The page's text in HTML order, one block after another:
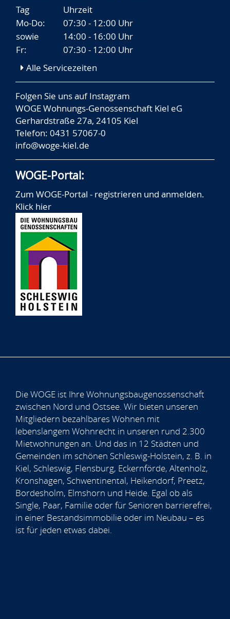
Tag
Uhrzeit
Mo-Do:
07:30 - 12:00 Uhr
sowie
14:00 - 16:00 Uhr
Fr:
07:30 - 12:00 Uhr
Alle Servicezeiten
Folgen Sie uns aufInstagram
WOGE Wohnungs-Genossenschaft Kiel eG
Gerhardstraße 27a, 24105 Kiel
Telefon: 0431 57067-0
info@woge-kiel.de
WOGE-Portal:
Zum WOGE-Portal - registrieren und anmelden.
Klick hier
Die WOGE ist Ihre Wohnungsbaugenossenschaft
zwischen Nord und Ostsee. Wir bieten unseren
Mitgliedern bezahlbares Wohnen mit
lebenslangem Wohnrecht in unseren rund 2.300
Mietwohnungen an. Und das in 12 Städten und
Gemeinden im schönen Schleswig-Holstein, z. B. in
Kiel, Schleswig, Flensburg, Eckernförde, Altenholz,
Kronshagen, Schwentinental, Heikendorf, Preetz,
Bordesholm, Elmshorn und Heide. Egal ob als
Single, Paar, Familie oder für Senioren barrierefrei,
in einer Bestandsimmobilie oder im Neubau – es
ist für jeden etwas dabei.